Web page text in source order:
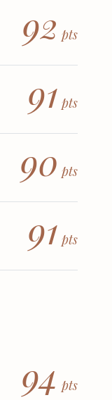
92 pts
91 pts
90 pts
91 pts
94 pts